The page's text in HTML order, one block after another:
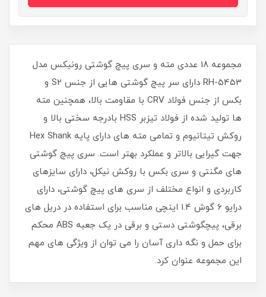
مجموعه 18 عددی مته و سری پیچ گوشتی رونیکس مدل
RH-5453 دارای سر پیچ گوشتی هایی از جنس S2 و
بکس از جنس فولاد CRV با مقاومت بالا، همچنین مته
ها تولید شده از فولاد تیزبر HSS بادرجه سختی بالا و
روکش تیتانیوم و تمامی مته های دارای پایه Hex Shank
جهت گیرایی بالاتر و عملکرد بهتر است. سری پیچ گوشتی
های مگنتی و سری بکس با روکش نیکل، دارای سایزهای
کاربردی و انواع مختلف از سری های پیچ گوشتی، دارای
درایو 6 گوش 1.4 اینچی مناسب برای استفاده در دریل های
برقی، پیچگوشتی دستی و برقی در یک جعبه ABS محکم
برای حمل و نگه داری آسان را می توان از ویژگی های مهم
این مجموعه عنوان کرد.